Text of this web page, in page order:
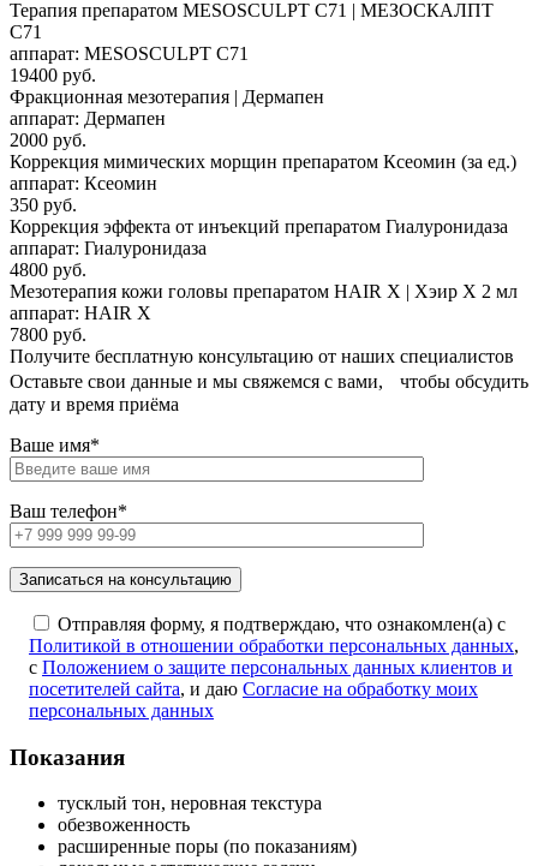
Терапия препаратом MESOSCULPT C71 | МЕЗОСКАЛПТ
С71
аппарат: MESOSCULPT C71
19400 руб.
Фракционная мезотерапия | Дермапен
аппарат: Дермапен
2000 руб.
Коррекция мимических морщин препаратом Ксеомин (за ед.)
аппарат: Ксеомин
350 руб.
Коррекция эффекта от инъекций препаратом Гиалуронидаза
аппарат: Гиалуронидаза
4800 руб.
Мезотерапия кожи головы препаратом HAIR X | Хэир Х 2 мл
аппарат: HAIR X
7800 руб.
Получите бесплатную консультацию от наших специалистов
Оставьте свои данные и мы свяжемся с вами, чтобы обсудить
дату и время приёма
Ваше имя*
Ваш телефон*
Отправляя форму, я подтверждаю, что ознакомлен(а) с
Политикой в отношении обработки персональных данных,
с Положением о защите персональных данных клиентов и
посетителей сайта, и даю Согласие на обработку моих
персональных данных
Показания
тусклый тон, неровная текстура
обезвоженность
расширенные поры (по показаниям)